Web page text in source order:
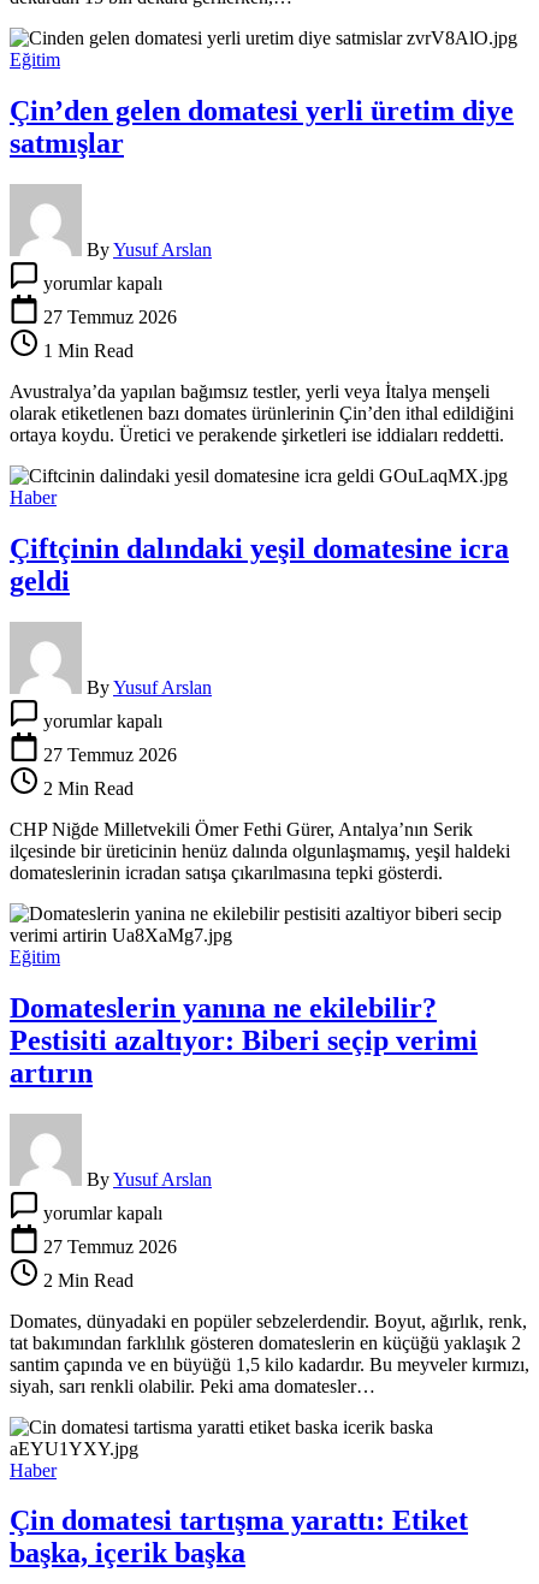
düşünce
çiftçi
isyan
etti
Eğitim
Çin’den gelen domatesi yerli üretim diye
satmışlar
ByYusuf Arslan
gelen
domatesi
üretim
satmışlar
için
yorumlar kapalı
27 Temmuz 2026
1 Min Read
Avustralya’da yapılan bağımsız testler, yerli veya İtalya menşeli
olarak etiketlenen bazı domates ürünlerinin Çin’den ithal edildiğini
ortaya koydu. Üretici ve perakende şirketleri ise iddiaları reddetti.
Haber
Çiftçinin dalındaki yeşil domatesine icra
geldi
ByYusuf Arslan
dalındaki
yeşil
icra
için
yorumlar kapalı
27 Temmuz 2026
2 Min Read
CHP Niğde Milletvekili Ömer Fethi Gürer, Antalya’nın Serik
ilçesinde bir üreticinin henüz dalında olgunlaşmamış, yeşil haldeki
domateslerinin icradan satışa çıkarılmasına tepki gösterdi.
Eğitim
Domateslerin yanına ne ekilebilir?
Pestisiti azaltıyor: Biberi seçip verimi
artırın
ByYusuf Arslan
yanına
ne
Pestisiti
Biberi
seçip
verimi
artırın
için
yorumlar kapalı
27 Temmuz 2026
2 Min Read
Domates, dünyadaki en popüler sebzelerdendir. Boyut, ağırlık, renk,
tat bakımından farklılık gösteren domateslerin en küçüğü yaklaşık 2
santim çapında ve en büyüğü 1,5 kilo kadardır. Bu meyveler kırmızı,
siyah, sarı renkli olabilir. Peki ama domatesler…
Haber
Çin domatesi tartışma yarattı: Etiket
başka, içerik başka